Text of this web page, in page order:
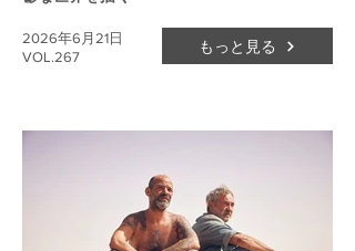
VOL.267
2026年6月21日 もっと見る